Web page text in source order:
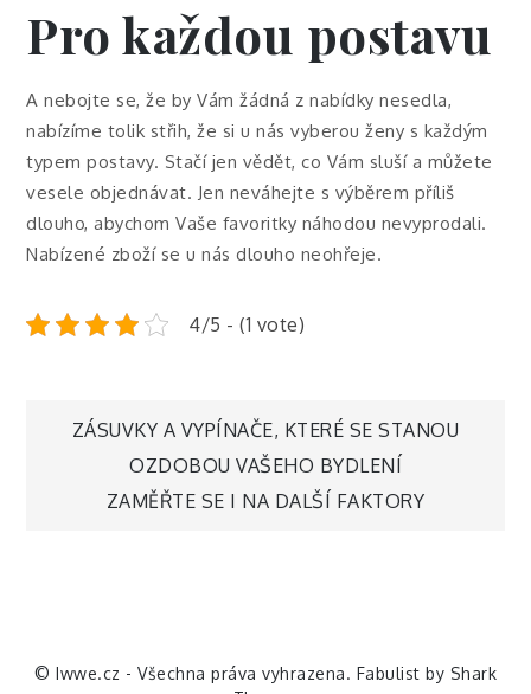
Pro každou postavu
A nebojte se, že by Vám žádná z nabídky nesedla,
nabízíme tolik střih, že si u nás vyberou ženy s každým
typem postavy. Stačí jen vědět, co Vám sluší a můžete
vesele objednávat. Jen neváhejte s výběrem příliš
dlouho, abychom Vaše favoritky náhodou nevyprodali.
Nabízené zboží se u nás dlouho neohřeje.
4/5 - (1 vote)
Navigace
pro
ZÁSUVKY A VYPÍNAČE, KTERÉ SE STANOU
OZDOBOU VAŠEHO BYDLENÍ
ZAMĚŘTE SE I NA DALŠÍ FAKTORY
© Iwwe.cz - Všechna práva vyhrazena. Fabulist by Shark